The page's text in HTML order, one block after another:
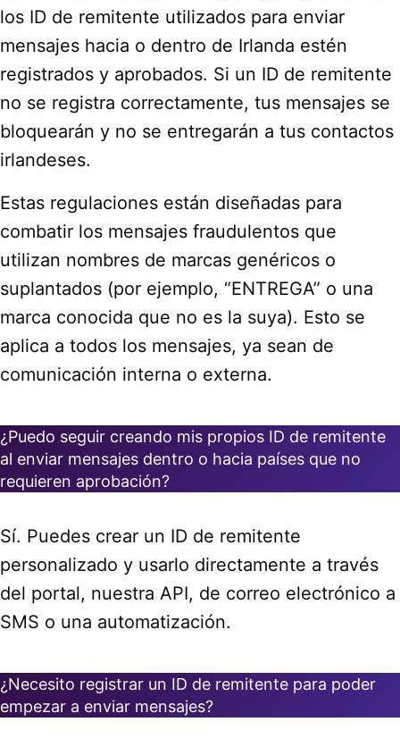
los ID de remitente utilizados para enviar
mensajes hacia o dentro de Irlanda estén
registrados y aprobados. Si un ID de remitente
no se registra correctamente, tus mensajes se
bloquearán y no se entregarán a tus contactos
irlandeses.
Estas regulaciones están diseñadas para
combatir los mensajes fraudulentos que
utilizan nombres de marcas genéricos o
suplantados (por ejemplo, “ENTREGA” o una
marca conocida que no es la suya). Esto se
aplica a todos los mensajes, ya sean de
comunicación interna o externa.
¿Puedo seguir creando mis propios ID de remitente
al enviar mensajes dentro o hacia países que no
requieren aprobación?
Sí. Puedes crear un ID de remitente
personalizado y usarlo directamente a través
del portal, nuestra API, de correo electrónico a
SMS o una automatización.
¿Necesito registrar un ID de remitente para poder
empezar a enviar mensajes?